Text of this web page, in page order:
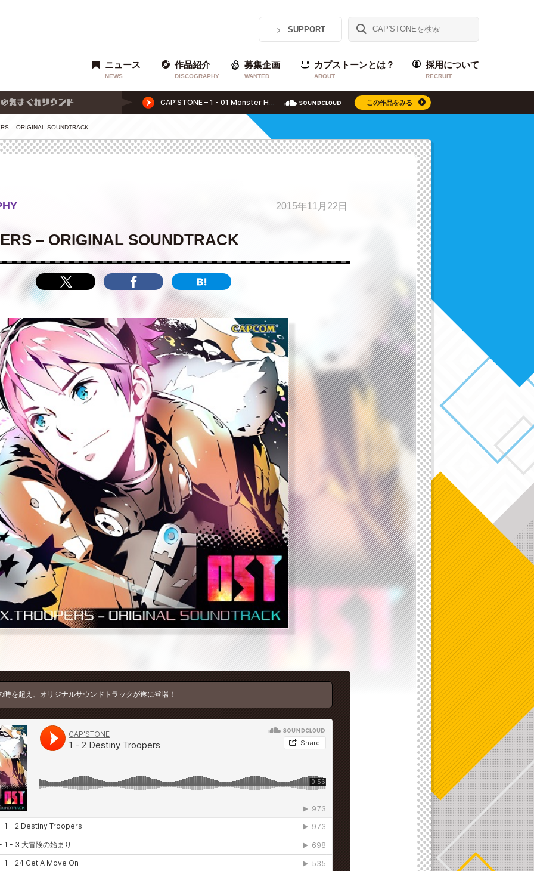
SUPPORT
ニュース
NEWS
作品紹介
DISCOGRAPHY
募集企画
WANTED
カプストーンとは？
ABOUT
採用について
RECRUIT
この作品をみる
– ORIGINAL SOUNDTRACK
2015年11月22日
– ORIGINAL SOUNDTRACK
時を超え、オリジナルサウンドトラックが遂に登場！